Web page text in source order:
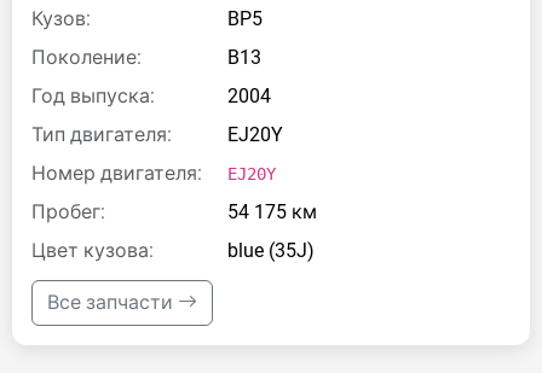
Кузов:
BP5
Поколение:
B13
Год выпуска:
2004
Тип двигателя:
EJ20Y
Номер двигателя:
EJ20Y
Пробег:
54 175 км
Цвет кузова:
blue (35J)
Все запчасти